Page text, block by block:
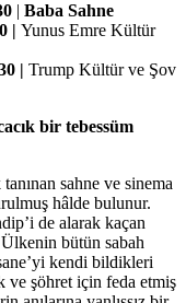
| Baba Sahne
| Yunus Emre Kültür
| Trump Kültür ve Şov
bir tebessüm
sahne ve sinema
hâlde bulunur.
de alarak kaçan
bütün sabah
kendi bildikleri
ve şöhret için feda etmiş